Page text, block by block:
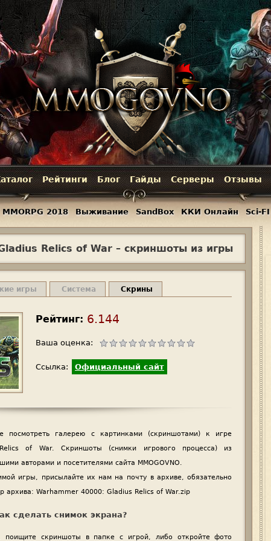
Jump to navigation
Relics of War – скриншоты из игры
игры Система Скрины
Рейтинг: 6.144
Ваша оценка:
Ссылка: Официальный сайт
посмотреть галерею с картинками (скриншотами) к игре
of War. Скриншоты (снимки игрового процесса) из
авторами и посетителями сайта MMOGOVNO.
игры, присылайте их нам на почту в архиве, обязательно
архива: Warhammer 40000: Gladius Relics of War.zip
сделать снимок экрана?
поищите скриншоты в папке с игрой, либо откройте фото
Рейтинги Блог Гайды Серверы Отзывы
MMORPG 2018 Выживание SandBox ККИ Онлайн Sci-FI